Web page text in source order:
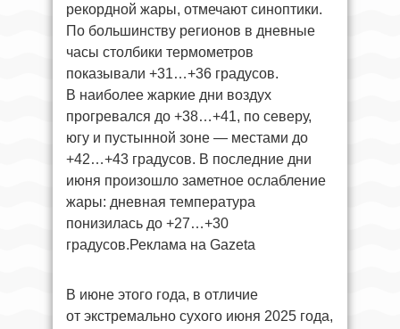
рекордной жары, отмечают синоптики.
По большинству регионов в дневные
часы столбики термометров
показывали +31…+36 градусов.
В наиболее жаркие дни воздух
прогревался до +38…+41, по северу,
югу и пустынной зоне — местами до
+42…+43 градусов. В последние дни
июня произошло заметное ослабление
жары: дневная температура
понизилась до +27…+30
градусов.Реклама на Gazeta
В июне этого года, в отличие
от экстремально сухого июня 2025 года,